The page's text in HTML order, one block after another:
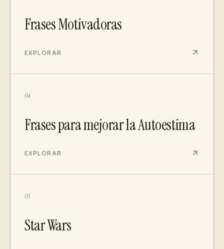
Frases Motivadoras
EXPLORAR
04
Frases para mejorar la Autoestima
EXPLORAR
05
Star Wars